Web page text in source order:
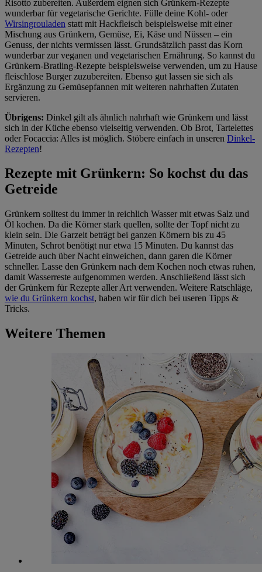
Risotto zubereiten. Außerdem eignen sich Grünkern-Rezepte
wunderbar für vegetarische Gerichte. Fülle deine Kohl- oder
Wirsingrouladen statt mit Hackfleisch beispielsweise mit einer
Mischung aus Grünkern, Gemüse, Ei, Käse und Nüssen – ein
Genuss, der nichts vermissen lässt. Grundsätzlich passt das Korn
wunderbar zur veganen und vegetarischen Ernährung. So kannst du
Grünkern-Bratling-Rezepte beispielsweise verwenden, um zu Hause
fleischlose Burger zuzubereiten. Ebenso gut lassen sie sich als
Ergänzung zu Gemüsepfannen mit weiteren nahrhaften Zutaten
servieren.
Übrigens: Dinkel gilt als ähnlich nahrhaft wie Grünkern und lässt
sich in der Küche ebenso vielseitig verwenden. Ob Brot, Tartelettes
oder Focaccia: Alles ist möglich. Stöbere einfach in unseren Dinkel-
Rezepten!
Rezepte mit Grünkern: So kochst du das
Getreide
Grünkern solltest du immer in reichlich Wasser mit etwas Salz und
Öl kochen. Da die Körner stark quellen, sollte der Topf nicht zu
klein sein. Die Garzeit beträgt bei ganzen Körnern bis zu 45
Minuten, Schrot benötigt nur etwa 15 Minuten. Du kannst das
Getreide auch über Nacht einweichen, dann garen die Körner
schneller. Lasse den Grünkern nach dem Kochen noch etwas ruhen,
damit Wasserreste aufgenommen werden. Anschließend lässt sich
der Grünkern für Rezepte aller Art verwenden. Weitere Ratschläge,
wie du Grünkern kochst, haben wir für dich bei useren Tipps &
Tricks.
Weitere Themen